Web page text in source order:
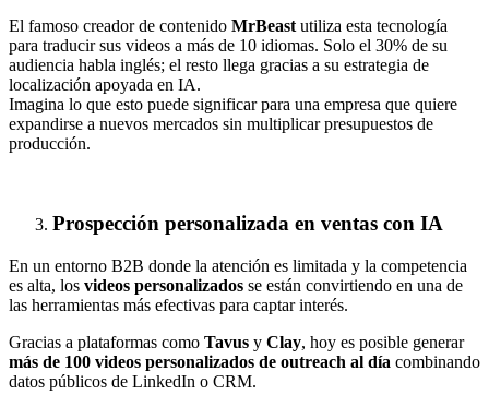
El famoso creador de contenido MrBeast utiliza esta tecnología
para traducir sus videos a más de 10 idiomas. Solo el 30% de su
audiencia habla inglés; el resto llega gracias a su estrategia de
localización apoyada en IA.
Imagina lo que esto puede significar para una empresa que quiere
expandirse a nuevos mercados sin multiplicar presupuestos de
producción.
Prospección personalizada en ventas con IA
En un entorno B2B donde la atención es limitada y la competencia
es alta, los videos personalizados se están convirtiendo en una de
las herramientas más efectivas para captar interés.
Gracias a plataformas como Tavus y Clay, hoy es posible generar
más de 100 videos personalizados de outreach al día combinando
datos públicos de LinkedIn o CRM.